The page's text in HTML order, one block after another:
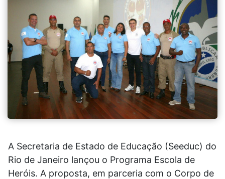
A Secretaria de Estado de Educação (Seeduc) do
Rio de Janeiro lançou o Programa Escola de
Heróis. A proposta, em parceria com o Corpo de